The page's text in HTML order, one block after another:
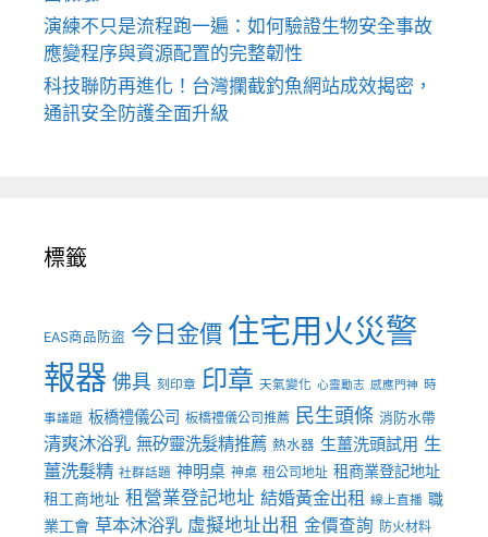
演練不只是流程跑一遍：如何驗證生物安全事故
應變程序與資源配置的完整韌性
科技聯防再進化！台灣攔截釣魚網站成效揭密，
通訊安全防護全面升級
標籤
EAS商品防盜 今日金價 住宅用火災警
報器 佛具 刻印章 印章 天氣變化 心靈勵志 感應門神 時
事議題 板橋禮儀公司 板橋禮儀公司推薦 民生頭條 消防水帶
清爽沐浴乳 無矽靈洗髮精推薦 熱水器 生薑洗頭試用 生
薑洗髮精 社群話題 神明桌 神桌 租公司地址 租商業登記地址
租工商地址 租營業登記地址 結婚黃金出租 線上直播 職
業工會 草本沐浴乳 虛擬地址出租 金價查詢 防火材料